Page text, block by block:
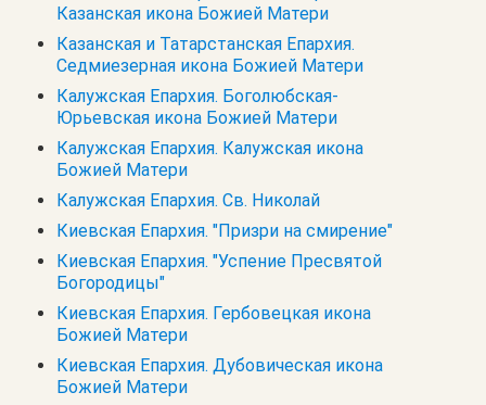
Казанская икона Божией Матери
Казанская и Татарстанская Епархия.
Седмиезерная икона Божией Матери
Калужская Епархия. Боголюбская-
Юрьевская икона Божией Матери
Калужская Епархия. Калужская икона
Божией Матери
Калужская Епархия. Св. Николай
Киевская Епархия. "Призри на смирение"
Киевская Епархия. "Успение Пресвятой
Богородицы"
Киевская Епархия. Гербовецкая икона
Божией Матери
Киевская Епархия. Дубовическая икона
Божией Матери